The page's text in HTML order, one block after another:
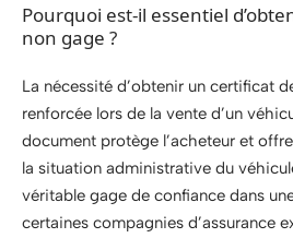
Pourquoi est-il essentiel
non gage ?
La nécessité d’obtenir un certificat
renforcée lors de la vente d’un
document protège l’acheteur et
la situation administrative du
véritable gage de confiance dans
certaines compagnies d’assurance